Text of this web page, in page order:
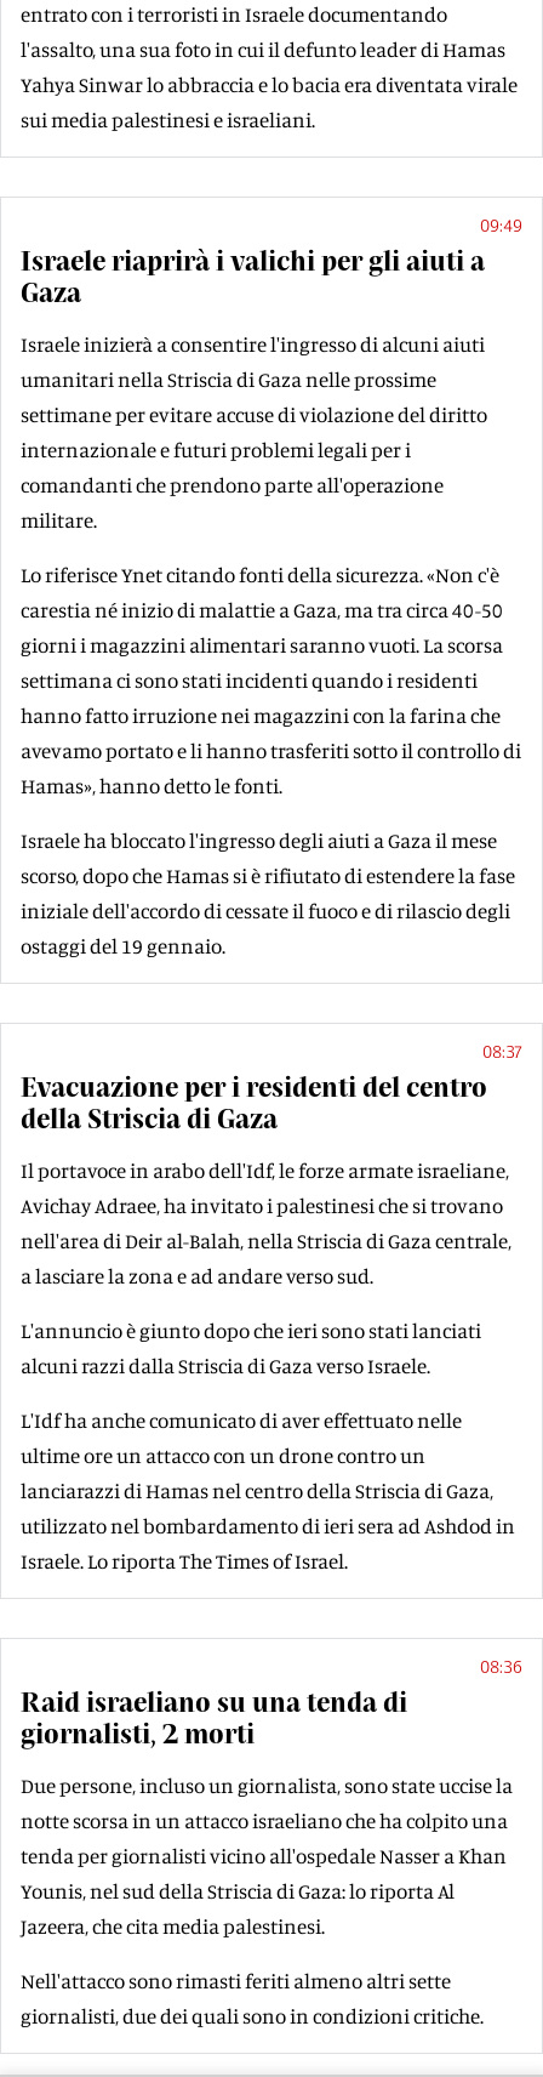
entrato con i terroristi in Israele documentando
l'assalto, una sua foto in cui il defunto leader di Hamas
Yahya Sinwar lo abbraccia e lo bacia era diventata virale
sui media palestinesi e israeliani.
09:49
Israele riaprirà i valichi per gli aiuti a
Gaza
Israele inizierà a consentire l'ingresso di alcuni aiuti
umanitari nella Striscia di Gaza nelle prossime
settimane per evitare accuse di violazione del diritto
internazionale e futuri problemi legali per i
comandanti che prendono parte all'operazione
militare.
Lo riferisce Ynet citando fonti della sicurezza. «Non c'è
carestia né inizio di malattie a Gaza, ma tra circa 40-50
giorni i magazzini alimentari saranno vuoti. La scorsa
settimana ci sono stati incidenti quando i residenti
hanno fatto irruzione nei magazzini con la farina che
avevamo portato e li hanno trasferiti sotto il controllo di
Hamas», hanno detto le fonti.
Israele ha bloccato l'ingresso degli aiuti a Gaza il mese
scorso, dopo che Hamas si è rifiutato di estendere la fase
iniziale dell'accordo di cessate il fuoco e di rilascio degli
ostaggi del 19 gennaio.
08:37
Evacuazione per i residenti del centro
della Striscia di Gaza
Il portavoce in arabo dell'Idf, le forze armate israeliane,
Avichay Adraee, ha invitato i palestinesi che si trovano
nell'area di Deir al-Balah, nella Striscia di Gaza centrale,
a lasciare la zona e ad andare verso sud.
L'annuncio è giunto dopo che ieri sono stati lanciati
alcuni razzi dalla Striscia di Gaza verso Israele.
L'Idf ha anche comunicato di aver effettuato nelle
ultime ore un attacco con un drone contro un
lanciarazzi di Hamas nel centro della Striscia di Gaza,
utilizzato nel bombardamento di ieri sera ad Ashdod in
Israele. Lo riporta The Times of Israel.
08:36
Raid israeliano su una tenda di
giornalisti, 2 morti
Due persone, incluso un giornalista, sono state uccise la
notte scorsa in un attacco israeliano che ha colpito una
tenda per giornalisti vicino all'ospedale Nasser a Khan
Younis, nel sud della Striscia di Gaza: lo riporta Al
Jazeera, che cita media palestinesi.
Nell'attacco sono rimasti feriti almeno altri sette
giornalisti, due dei quali sono in condizioni critiche.